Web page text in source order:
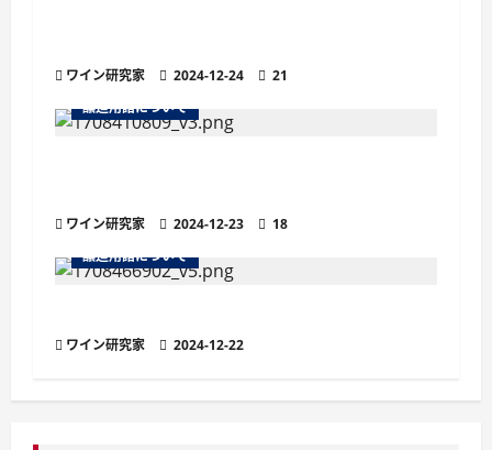
ン
ワイン研究家 2024-12-24
21
醸造用語について
ワイン研究家 2024-12-23
18
醸造用語について
ワイン研究家 2024-12-22